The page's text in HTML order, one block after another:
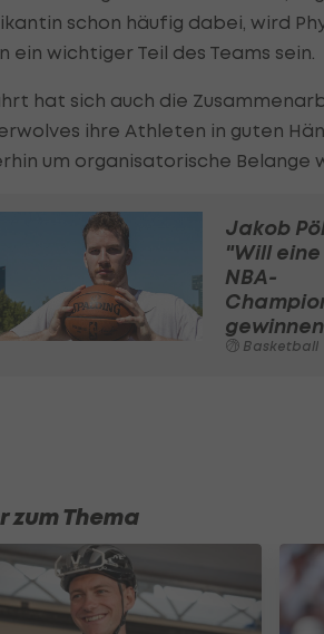
schon häufig dabei, wird
ein wichtiger Teil des Teams sein.
hat sich auch die
ihre Athleten in guten
um organisatorische Belange
Jakob
"Will eine
NBA-
Basketball
zum Thema